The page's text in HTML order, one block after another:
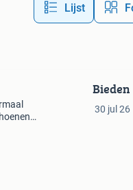
Lijst
Bieden
30 jul 26